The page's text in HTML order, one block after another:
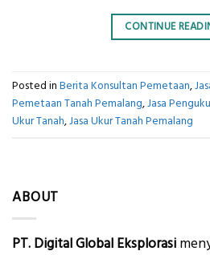
CONTINUE
Posted in Berita Konsultan Pemetaan,
Pemetaan Tanah Pemalang,Jasa
Ukur Tanah,Jasa Ukur Tanah Pemalang
ABOUT
PT. Digital Global Eksplorasi